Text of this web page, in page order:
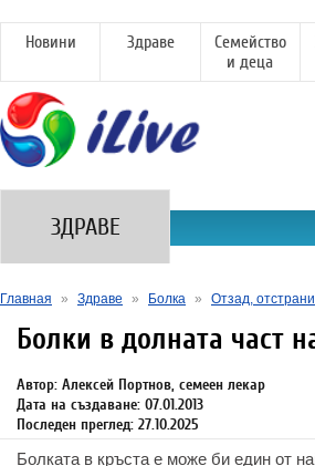
Новини Здраве
Семейство
и деца
ЗДРАВЕ
Главная » Здраве » Болка » Отзад, отстрани
Болки в долната част
Автор: Алексей Портнов, семеен лекар
Дата на създаване: 07.01.2013
Последен преглед: 27.10.2025
Болката в кръста е може би един от